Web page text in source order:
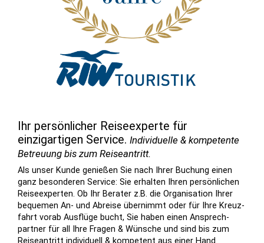
Ihr persönlicher Reiseexperte für
einzigartigen Service. Individuelle & kompetente
Betreuung bis zum Reiseantritt.
Als unser Kunde genießen Sie nach Ihrer Buchung einen
ganz besonderen Service: Sie er­halten Ihren per­sön­lichen
Reise­experten. Ob Ihr Berater z.B. die Or­ga­ni­sation Ihrer
bequemen An- und Abreise über­nimmt oder für Ihre Kreuz­
fahrt vorab Aus­flüge bucht, Sie haben einen An­sprech­
partner für all Ihre Fragen & Wünsche und sind bis zum